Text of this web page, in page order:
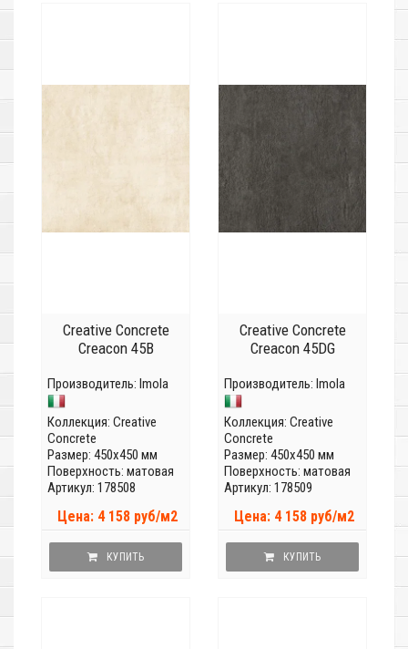
Creative Concrete
Creacon 45B
Производитель: Imola
Коллекция: Creative
Concrete
Размер: 450x450 мм
Поверхность: матовая
Артикул: 178508
Цена: 4 158 руб/м2
КУПИТЬ
Creative Concrete
Creacon 45DG
Производитель: Imola
Коллекция: Creative
Concrete
Размер: 450x450 мм
Поверхность: матовая
Артикул: 178509
Цена: 4 158 руб/м2
КУПИТЬ